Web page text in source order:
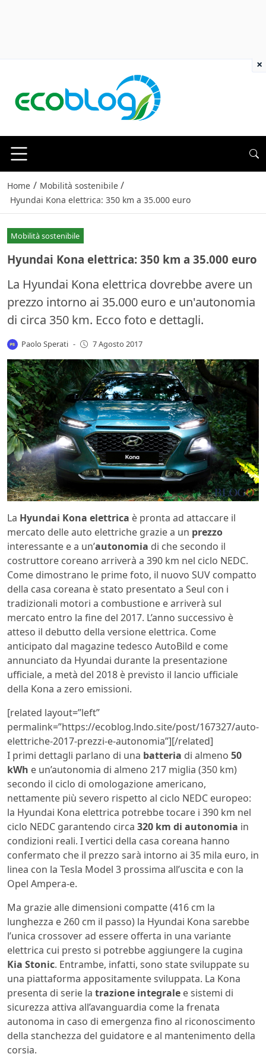
Home / Mobilità sostenibile /
Hyundai Kona elettrica: 350 km a 35.000 euro
Mobilità sostenibile
Hyundai Kona elettrica: 350 km a 35.000 euro
La Hyundai Kona elettrica dovrebbe avere un
prezzo intorno ai 35.000 euro e un'autonomia
di circa 350 km. Ecco foto e dettagli.
Paolo Sperati - 7 Agosto 2017
La Hyundai Kona elettrica è pronta ad attaccare il
mercato delle auto elettriche grazie a un prezzo
interessante e a un’autonomia di che secondo il
costruttore coreano arriverà a 390 km nel ciclo NEDC.
Come dimostrano le prime foto, il nuovo SUV compatto
della casa coreana è stato presentato a Seul con i
tradizionali motori a combustione e arriverà sul
mercato entro la fine del 2017. L’anno successivo è
atteso il debutto della versione elettrica. Come
anticipato dal magazine tedesco AutoBild e come
annunciato da Hyundai durante la presentazione
ufficiale, a metà del 2018 è previsto il lancio ufficiale
della Kona a zero emissioni.
[related layout=”left”
permalink=”https://ecoblog.lndo.site/post/167327/auto-
elettriche-2017-prezzi-e-autonomia”][/related]
I primi dettagli parlano di una batteria di almeno 50
kWh e un’autonomia di almeno 217 miglia (350 km)
secondo il ciclo di omologazione americano,
nettamente più severo rispetto al ciclo NEDC europeo:
la Hyundai Kona elettrica potrebbe tocare i 390 km nel
ciclo NEDC garantendo circa 320 km di autonomia in
condizioni reali. I vertici della casa coreana hanno
confermato che il prezzo sarà intorno ai 35 mila euro, in
linea con la Tesla Model 3 prossima all’uscita e con la
Opel Ampera-e.
Ma grazie alle dimensioni compatte (416 cm la
lunghezza e 260 cm il passo) la Hyundai Kona sarebbe
l’unica crossover ad essere offerta in una variante
elettrica cui presto si potrebbe aggiungere la cugina
Kia Stonic. Entrambe, infatti, sono state sviluppate su
una piattaforma appositamente sviluppata. La Kona
presenta di serie la trazione integrale e sistemi di
sicurezza attiva all’avanguardia come la frenata
autonoma in caso di emergenza fino al riconoscimento
della stanchezza del guidatore e al mantenimento della
corsia.
×